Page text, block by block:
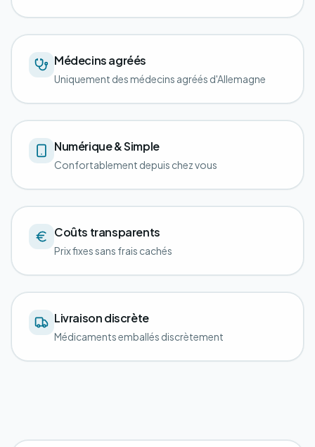
Médecins agréés
Uniquement des médecins agréés d'Allemagne
Numérique & Simple
Confortablement depuis chez vous
Coûts transparents
Prix fixes sans frais cachés
Livraison discrète
Médicaments emballés discrètement